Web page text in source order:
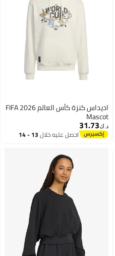
اديداس كنزة كأس العالم FIFA 2026
Mascot
د.ك‏31.73
احصل عليه خلال 13 - 14